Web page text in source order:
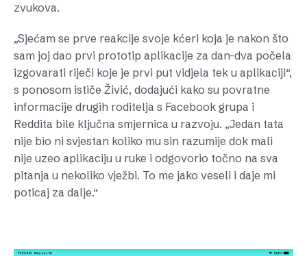
zvukova.
„Sjećam se prve reakcije svoje kćeri koja je nakon što
sam joj dao prvi prototip aplikacije za dan-dva počela
izgovarati riječi koje je prvi put vidjela tek u aplikaciji“,
s ponosom ističe Živić, dodajući kako su povratne
informacije drugih roditelja s Facebook grupa i
Reddita bile ključna smjernica u razvoju. „Jedan tata
nije bio ni svjestan koliko mu sin razumije dok mali
nije uzeo aplikaciju u ruke i odgovorio točno na sva
pitanja u nekoliko vježbi. To me jako veseli i daje mi
poticaj za dalje.“